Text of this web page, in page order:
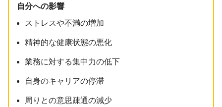
自分への影響
ストレスや不満の増加
精神的な健康状態の悪化
業務に対する集中力の低下
自身のキャリアの停滞
周りとの意思疎通の減少